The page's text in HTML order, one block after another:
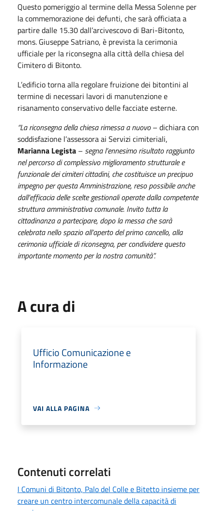
Questo pomeriggio al termine della Messa Solenne per
la commemorazione dei defunti, che sarà officiata a
partire dalle 15.30 dall’arcivescovo di Bari-Bitonto,
mons. Giuseppe Satriano, è prevista la cerimonia
ufficiale per la riconsegna alla città della chiesa del
Cimitero di Bitonto.
L’edificio torna alla regolare fruizione dei bitontini al
termine di necessari lavori di manutenzione e
risanamento conservativo delle facciate esterne.
“La riconsegna della chiesa rimessa a nuovo– dichiara con
soddisfazione l’assessora ai Servizi cimiteriali,
Marianna Legista – segna l’ennesimo risultato raggiunto
nel percorso di complessivo miglioramento strutturale e
funzionale dei cimiteri cittadini, che costituisce un precipuo
impegno per questa Amministrazione, reso possibile anche
dall’efficacia delle scelte gestionali operate dalla competente
struttura amministrativa comunale. Invito tutta la
cittadinanza a partecipare, dopo la messa che sarà
celebrata nello spazio all’aperto del primo cancello, alla
cerimonia ufficiale di riconsegna, per condividere questo
importante momento per la nostra comunità”.
A cura di
Ufficio Comunicazione e
Informazione
VAI ALLA PAGINA
Contenuti correlati
I Comuni di Bitonto, Palo del Colle e Bitetto insieme per
creare un centro intercomunale della capacità di